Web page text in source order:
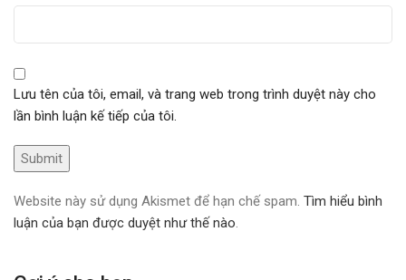
Lưu tên của tôi, email, và trang web trong trình duyệt này cho
lần bình luận kế tiếp của tôi.
Website này sử dụng Akismet để hạn chế spam. Tìm hiểu bình
luận của bạn được duyệt như thế nào.